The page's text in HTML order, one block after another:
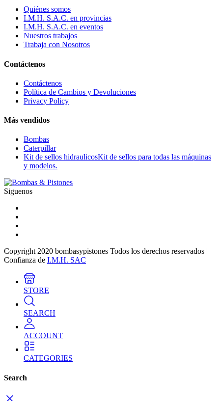
Quiénes somos
I.M.H. S.A.C. en provincias
I.M.H. S.A.C. en eventos
Nuestros trabajos
Trabaja con Nosotros
Contáctenos
Contáctenos
Política de Cambios y Devoluciones
Privacy Policy
Más vendidos
Bombas
Caterpillar
Kit de sellos hidraulicosKit de sellos para todas las máquinas
y modelos.
Siguenos
Copyright 2020 bombasypistones Todos los derechos reservados |
Confianza de I.M.H. SAC
STORE
SEARCH
ACCOUNT
CATEGORIES
Search